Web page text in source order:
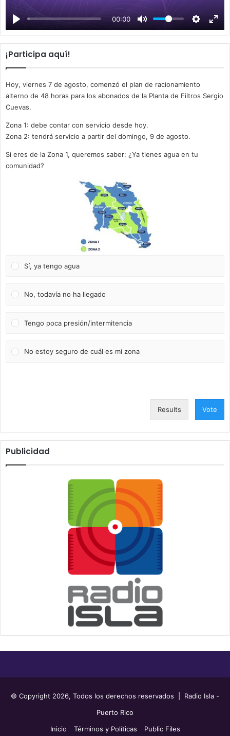
00:00
a
y
¡Participa aquí!
Hoy, viernes 7 de agosto, comenzó el plan de racionamiento
alterno de 48 horas para los abonados de la Planta de Filtros Sergio
Cuevas.
Zona 1: debe contar con servicio desde hoy.
Zona 2: tendrá servicio a partir del domingo, 9 de agosto.
Si eres de la Zona 1, queremos saber: ¿Ya tienes agua en tu
comunidad?
Sí, ya tengo agua
No, todavía no ha llegado
Tengo poca presión/intermitencia
No estoy seguro de cuál es mi zona
Results Vote
Publicidad
© Copyright 2026, Todos los derechos reservados | Radio Isla -
Puerto Rico
Inicio
Términos y Políticas Public Files